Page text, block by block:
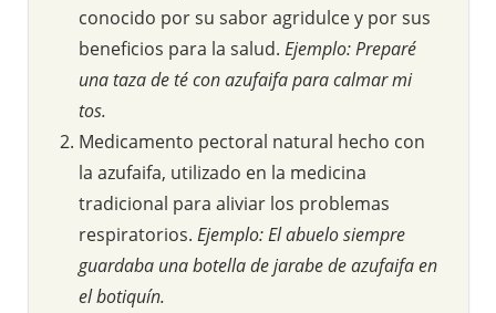
conocido por su sabor agridulce y por sus
beneficios para la salud. Ejemplo: Preparé
una taza de té con azufaifa para calmar mi
tos.
Medicamento pectoral natural hecho con
la azufaifa, utilizado en la medicina
tradicional para aliviar los problemas
respiratorios. Ejemplo: El abuelo siempre
guardaba una botella de jarabe de azufaifa en
el botiquín.